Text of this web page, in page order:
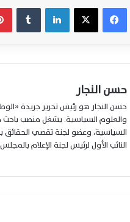
فيسبوك ‫X لينكدإن
حسن النجار
حسن النجار هو رئيس تحرير جريدة
والعلوم السياسية. يشغل منصب باحث
السياسية، وعضو لجنة تقصي الحقائق
النائب الأول لرئيس لجنة الإعلام